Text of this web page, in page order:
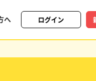
へ ログイン